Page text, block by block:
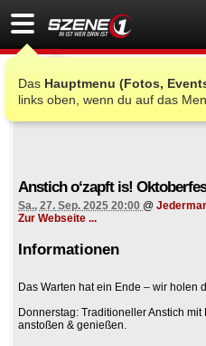
Das Hauptmenu (Fotos,
links oben, wenn du auf das
Anstich o‘zapft is!
Sa., 27. Sep. 2025 20:00 @
Zur Webseite ...
Informationen
Das Warten hat ein Ende – wir holen
Donnerstag: Traditioneller Anstich mit
anstoßen & genießen.